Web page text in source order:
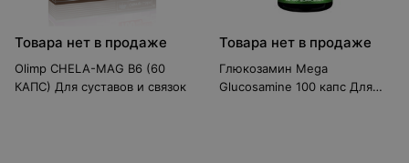
Товара нет в продаже
Olimp CHELA-MAG B6 (60
КАПС) Для суставов и связок
Товара нет в продаже
Глюкозамин Mega
Glucosamine 100 капс Для